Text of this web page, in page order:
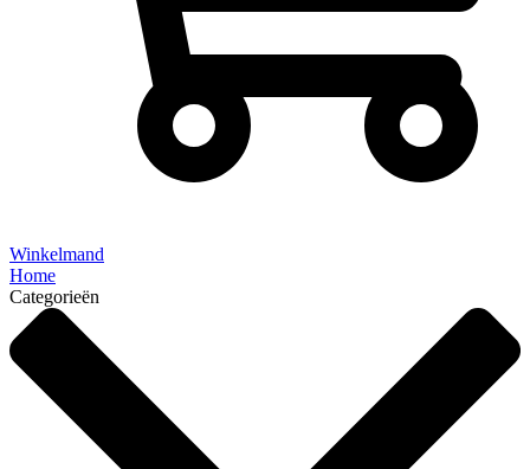
Winkelmand
Home
Categorieën